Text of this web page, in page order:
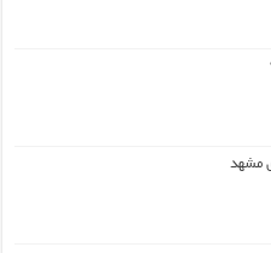
مشهد